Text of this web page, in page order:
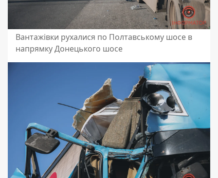
Вантажівки рухалися по Полтавському шосе в
напрямку Донецького шосе